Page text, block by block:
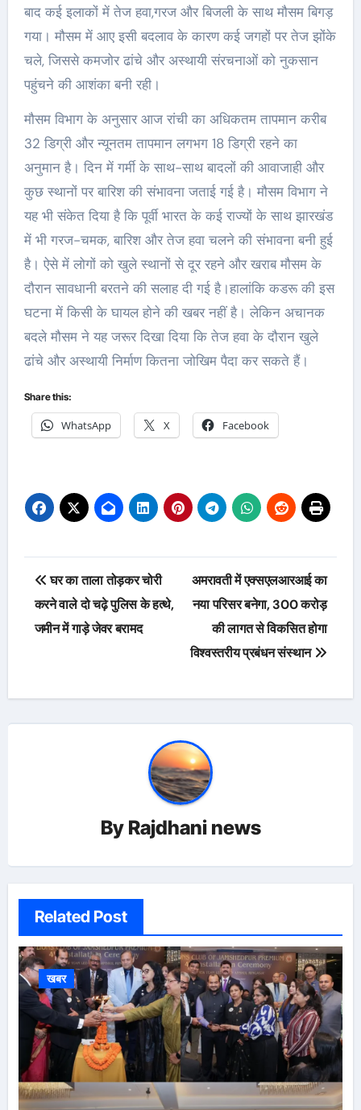
बाद कई इलाकों में तेज हवा,गरज और बिजली के साथ मौसम बिगड़
गया। मौसम में आए इसी बदलाव के कारण कई जगहों पर तेज झोंके
चले, जिससे कमजोर ढांचे और अस्थायी संरचनाओं को नुकसान
पहुंचने की आशंका बनी रही।
मौसम विभाग के अनुसार आज रांची का अधिकतम तापमान करीब
32 डिग्री और न्यूनतम तापमान लगभग 18 डिग्री रहने का
अनुमान है। दिन में गर्मी के साथ-साथ बादलों की आवाजाही और
कुछ स्थानों पर बारिश की संभावना जताई गई है। मौसम विभाग ने
यह भी संकेत दिया है कि पूर्वी भारत के कई राज्यों के साथ झारखंड
में भी गरज-चमक, बारिश और तेज हवा चलने की संभावना बनी हुई
है। ऐसे में लोगों को खुले स्थानों से दूर रहने और खराब मौसम के
दौरान सावधानी बरतने की सलाह दी गई है।हालांकि कडरू की इस
घटना में किसी के घायल होने की खबर नहीं है। लेकिन अचानक
बदले मौसम ने यह जरूर दिखा दिया कि तेज हवा के दौरान खुले
ढांचे और अस्थायी निर्माण कितना जोखिम पैदा कर सकते हैं।
Share this:
WhatsApp X Facebook
Post
navigation
घर का ताला तोड़कर चोरी
करने वाले दो चढ़े पुलिस के हत्थे,
जमीन में गाड़े जेवर बरामद
अमरावती में एक्सएलआरआई का
नया परिसर बनेगा, 300 करोड़
की लागत से विकसित होगा
विश्वस्तरीय प्रबंधन संस्थान
By Rajdhani news
Related Post
खबर